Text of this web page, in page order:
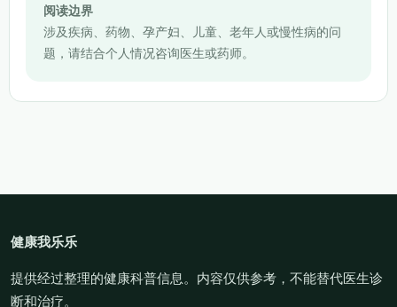
阅读边界
涉及疾病、药物、孕产妇、儿童、老年人或慢性病的问
题，请结合个人情况咨询医生或药师。
健康我乐乐
提供经过整理的健康科普信息。内容仅供参考，不能替代医生诊
断和治疗。